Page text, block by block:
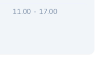
11.00 - 17.00